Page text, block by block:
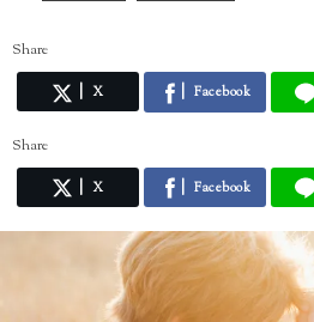
Share
X Facebook
Share
X Facebook